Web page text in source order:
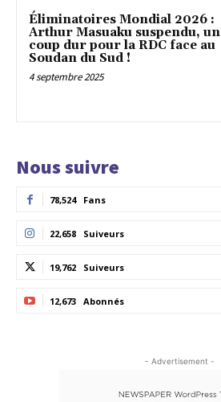
Éliminatoires Mondial 2026 :
Arthur Masuaku suspendu, un
coup dur pour la RDC face au
Soudan du Sud !
4 septembre 2025
Nous suivre
78,524 Fans
22,658 Suiveurs
19,762 Suiveurs
12,673 Abonnés
- Advertisement -